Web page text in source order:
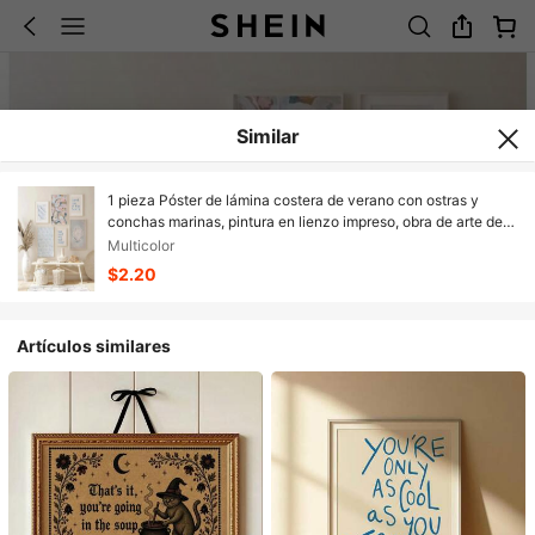
Similar
1 pieza Póster de lámina costera de verano con ostras y
conchas marinas, pintura en lienzo impreso, obra de arte de
pared para decoración del hogar con marco opcional
Multicolor
$2.20
Artículos similares